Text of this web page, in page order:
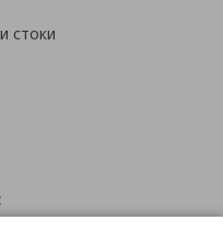
стоки